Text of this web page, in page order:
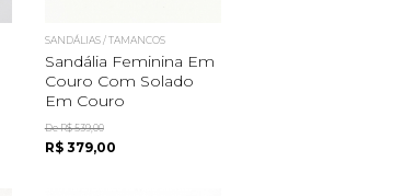
SANDÁLIAS / TAMANCOS
Sandália Feminina Em
Couro Com Solado
Em Couro
De R$ 539,00
R$ 379,00